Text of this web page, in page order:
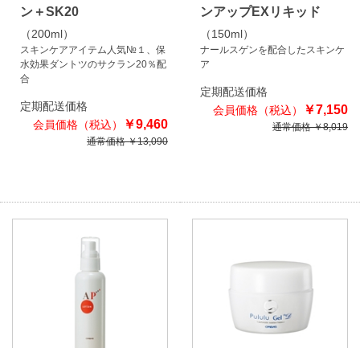
ン＋SK20
（200ml）
スキンケアアイテム人気№１、保
水効果ダントツのサクラン20％配
合
定期配送価格
￥9,460
通常価格 ￥13,090
ンアップEXリキッド
（150ml）
ナールスゲンを配合したスキンケ
ア
定期配送価格
￥7,150
通常価格 ￥8,019